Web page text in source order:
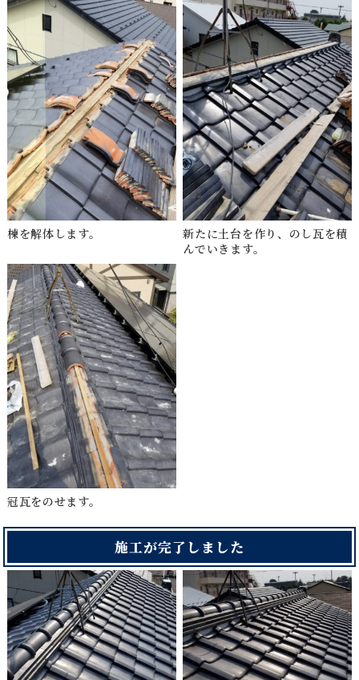
棟を解体します。
新たに土台を作り、のし瓦を積
んでいきます。
冠瓦をのせます。
施工が完了しました